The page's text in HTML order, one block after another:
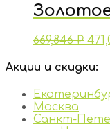
669,846₽
Акции и скидки:
Москва
Санкт-